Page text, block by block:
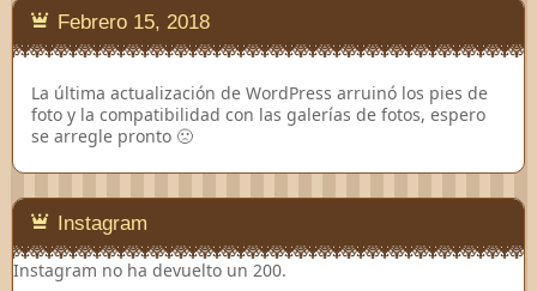
Febrero 15, 2018
La última actualización de WordPress arruinó los pies de
foto y la compatibilidad con las galerías de fotos, espero
se arregle pronto 🙁
Instagram
Instagram no ha devuelto un 200.